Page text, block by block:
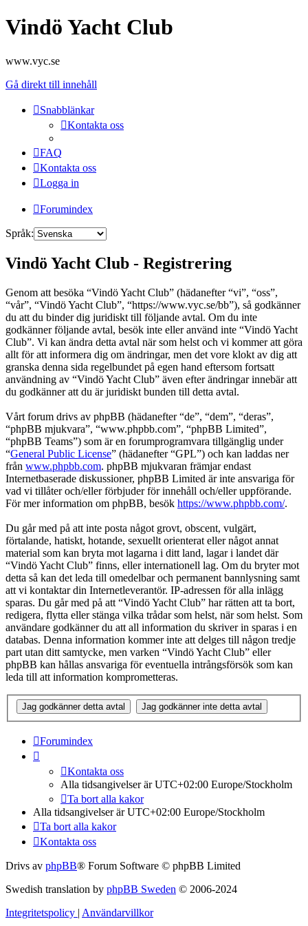
Vindö Yacht Club
www.vyc.se
Gå direkt till innehåll
Snabblänkar
Kontakta oss
FAQ
Kontakta oss
Logga in
Forumindex
Språk:
Vindö Yacht Club - Registrering
Genom att besöka “Vindö Yacht Club” (hädanefter “vi”, “oss”,
“vår”, “Vindö Yacht Club”, “https://www.vyc.se/bb”), så godkänner
du att du binder dig juridiskt till följande avtal. Om du inte
godkänner följande avtal, besök inte eller använd inte “Vindö Yacht
Club”. Vi kan ändra detta avtal när som helst och vi kommer att göra
allt för att informera dig om ändringar, men det vore klokt av dig att
granska denna sida regelbundet på egen hand eftersom fortsatt
användning av “Vindö Yacht Club” även efter ändringar innebär att
du godkänner att du är juridiskt bunden till detta avtal.
Vårt forum drivs av phpBB (hädanefter “de”, “dem”, “deras”,
“phpBB mjukvara”, “www.phpbb.com”, “phpBB Limited”,
“phpBB Teams”) som är en forumprogramvara tillgänglig under
“General Public License” (hädanefter “GPL”) och kan laddas ner
från www.phpbb.com. phpBB mjukvaran främjar endast
Internetbaserade diskussioner, phpBB Limited är inte ansvariga för
vad vi tillåter och/eller förbjuder för innehåll och/eller uppförande.
För mer information om phpBB, besök https://www.phpbb.com/.
Du går med på att inte posta något grovt, obscent, vulgärt,
förtalande, hatiskt, hotande, sexuellt orienterat eller något annat
material som kan bryta mot lagarna i ditt land, lagar i landet där
“Vindö Yacht Club” finns, eller internationell lag. Om du bryter mot
detta så kan det leda till omedelbar och permanent bannlysning samt
att vi kontaktar din Internetleverantör. IP-adressen för alla inlägg
sparas. Du går med på att “Vindö Yacht Club” har rätten att ta bort,
redigera, flytta eller stänga vilka trådar som helst, när som helst. Som
användare godkänner du att all information du skriver in sparas i en
databas. Denna information kommer inte att delges till någon tredje
part utan ditt samtycke, men varken “Vindö Yacht Club” eller
phpBB kan hållas ansvariga för eventuella intrångsförsök som kan
leda till att information komprometteras.
Forumindex
Kontakta oss
Alla tidsangivelser är UTC+02:00 Europe/Stockholm
Ta bort alla kakor
Alla tidsangivelser är UTC+02:00 Europe/Stockholm
Ta bort alla kakor
Kontakta oss
Drivs av phpBB® Forum Software © phpBB Limited
Swedish translation by phpBB Sweden © 2006-2024
Integritetspolicy | Användarvillkor